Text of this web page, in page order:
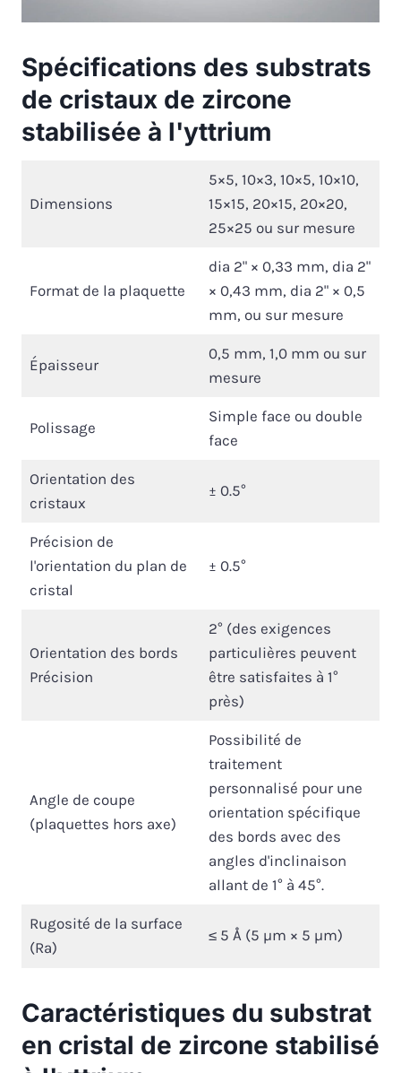
Spécifications des substrats
de cristaux de zircone
stabilisée à l'yttrium
Dimensions
5×5, 10×3, 10×5, 10×10,
15×15, 20×15, 20×20,
25×25 ou sur mesure
Format de la plaquette
dia 2" × 0,33 mm, dia 2"
× 0,43 mm, dia 2" × 0,5
mm, ou sur mesure
Épaisseur
0,5 mm, 1,0 mm ou sur
mesure
Polissage
Simple face ou double
face
Orientation des
cristaux
± 0.5°
Précision de
l'orientation du plan de
cristal
± 0.5°
Orientation des bords
Précision
2° (des exigences
particulières peuvent
être satisfaites à 1°
près)
Angle de coupe
(plaquettes hors axe)
Possibilité de
traitement
personnalisé pour une
orientation spécifique
des bords avec des
angles d'inclinaison
allant de 1° à 45°.
Rugosité de la surface
(Ra)
≤ 5 Å (5 µm × 5 µm)
Caractéristiques du substrat
en cristal de zircone stabilisé